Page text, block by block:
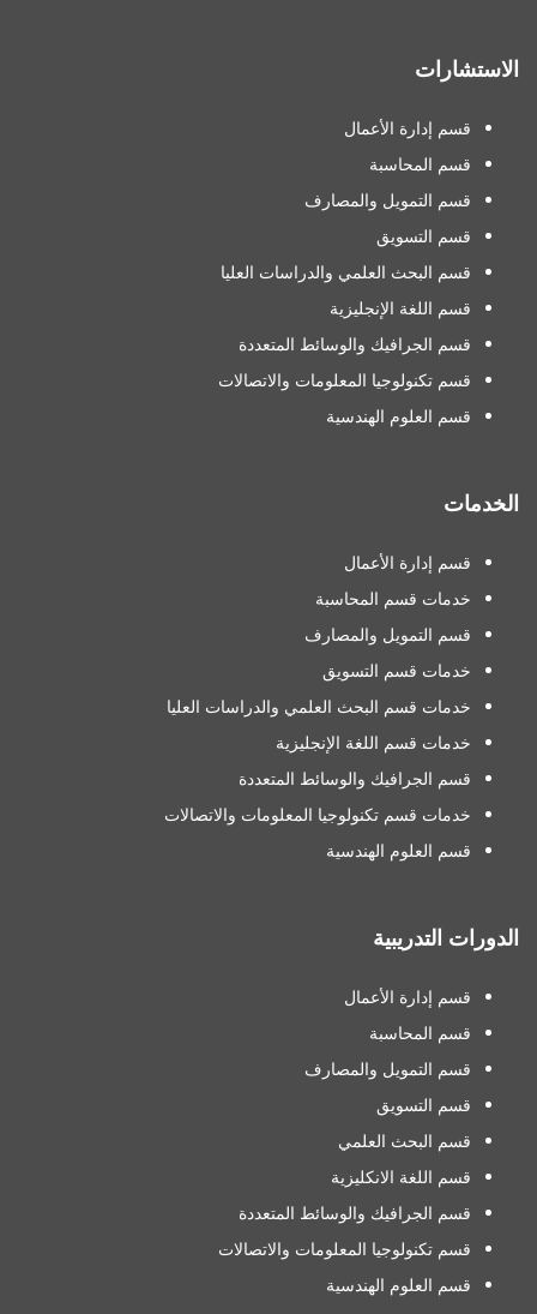
الاستشارات
قسم إدارة الأعمال
قسم المحاسبة
قسم التمويل والمصارف
قسم التسويق
قسم البحث العلمي والدراسات العليا
قسم اللغة الإنجليزية
قسم الجرافيك والوسائط المتعددة
قسم تكنولوجيا المعلومات والاتصالات
قسم العلوم الهندسية
الخدمات
قسم إدارة الأعمال
خدمات قسم المحاسبة
قسم التمويل والمصارف
خدمات قسم التسويق
خدمات قسم البحث العلمي والدراسات العليا
خدمات قسم اللغة الإنجليزية
قسم الجرافيك والوسائط المتعددة
خدمات قسم تكنولوجيا المعلومات والاتصالات
قسم العلوم الهندسية
الدورات التدريبية
قسم إدارة الأعمال
قسم المحاسبة
قسم التمويل والمصارف
قسم التسويق
قسم البحث العلمي
قسم اللغة الانكليزية
قسم الجرافيك والوسائط المتعددة
قسم تكنولوجيا المعلومات والاتصالات
قسم العلوم الهندسية